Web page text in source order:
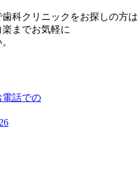
科クリニックをお探しの方は
までお気軽に
電話での